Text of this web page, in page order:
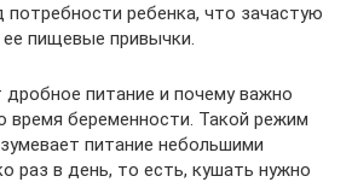
потребности ребенка, что зачастую
пищевые привычки.
дробное питание и почему важно
время беременности. Такой режим
питание небольшими
раз в день, то есть, кушать нужно